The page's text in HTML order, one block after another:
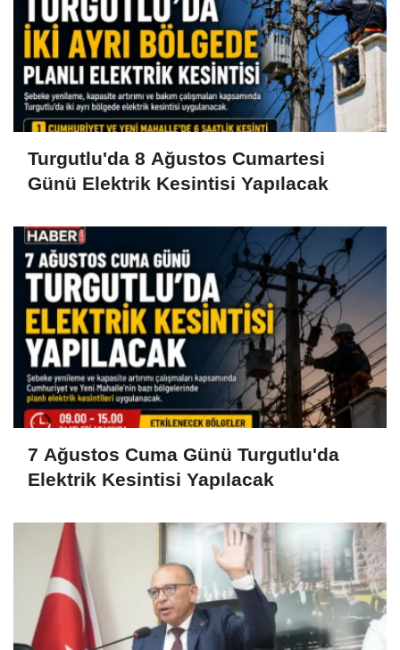
Turgutlu'da 8 Ağustos Cumartesi
Günü Elektrik Kesintisi Yapılacak
7 Ağustos Cuma Günü Turgutlu'da
Elektrik Kesintisi Yapılacak